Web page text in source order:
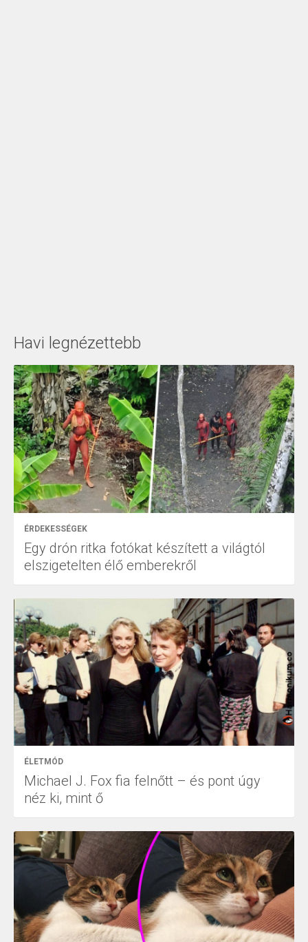
Havi legnézettebb
ÉRDEKESSÉGEK
Egy drón ritka fotókat készített a világtól
elszigetelten élő emberekről
ÉLETMÓD
Michael J. Fox fia felnőtt – és pont úgy
néz ki, mint ő